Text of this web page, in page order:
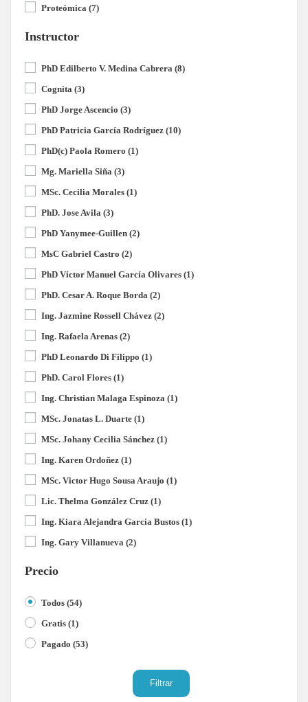
Proteómica (7)
Instructor
PhD Edilberto V. Medina Cabrera (8)
Cognita (3)
PhD Jorge Ascencio (3)
PhD Patricia García Rodríguez (10)
PhD(c) Paola Romero (1)
Mg. Mariella Siña (3)
MSc. Cecilia Morales (1)
PhD. Jose Avila (3)
PhD Yanymee-Guillen (2)
MsC Gabriel Castro (2)
PhD Víctor Manuel García Olivares (1)
PhD. Cesar A. Roque Borda (2)
Ing. Jazmine Rossell Chávez (2)
Ing. Rafaela Arenas (2)
PhD Leonardo Di Filippo (1)
PhD. Carol Flores (1)
Ing. Christian Malaga Espinoza (1)
MSc. Jonatas L. Duarte (1)
MSc. Johany Cecilia Sánchez (1)
Ing. Karen Ordoñez (1)
MSc. Victor Hugo Sousa Araujo (1)
Lic. Thelma González Cruz (1)
Ing. Kiara Alejandra García Bustos (1)
Ing. Gary Villanueva (2)
Precio
Todos (54)
Gratis (1)
Pagado (53)
Filtrar